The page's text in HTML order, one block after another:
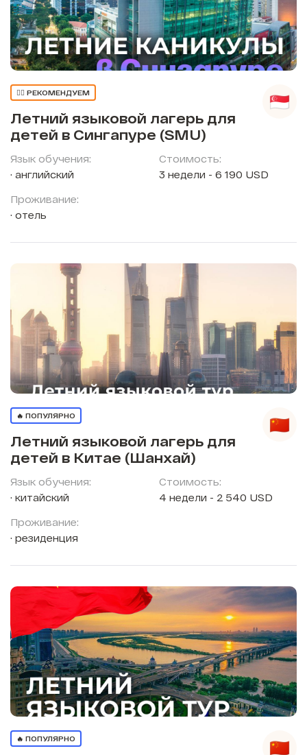
👍🏼 РЕКОМЕНДУЕМ
Летний языковой лагерь для
детей в Сингапуре (SMU)
Язык обучения:
английский
Проживание:
отель
Стоимость:
3 недели - 6 190 USD
🔥 ПОПУЛЯРНО
Летний языковой лагерь для
детей в Китае (Шанхай)
Язык обучения:
китайский
Проживание:
резиденция
Стоимость:
4 недели - 2 540 USD
🔥 ПОПУЛЯРНО